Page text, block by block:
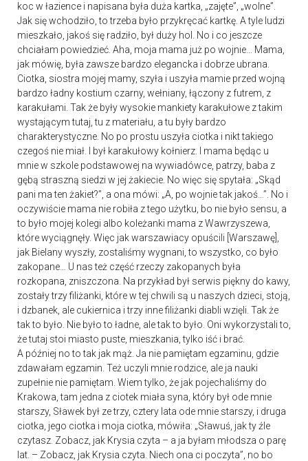
koc w łazience i napisana była duża kartka, „zajęte”, „wolne”.
Jak się wchodziło, to trzeba było przykręcać kartkę. A tyle ludzi
mieszkało, jakoś się radziło, był duży hol. No i co jeszcze
chciałam powiedzieć. Aha, moja mama już po wojnie… Mama,
jak mówię, była zawsze bardzo elegancka i dobrze ubrana.
Ciotka, siostra mojej mamy, szyła i uszyła mamie przed wojną
bardzo ładny kostium czarny, wełniany, łączony z futrem, z
karakułami. Tak że były wysokie mankiety karakułowe z takim
wystającym tutaj, tu z materiału, a tu były bardzo
charakterystyczne. No po prostu uszyła ciotka i nikt takiego
czegoś nie miał. I był karakułowy kołnierz. I mama będąc u
mnie w szkole podstawowej na wywiadówce, patrzy, baba z
gębą straszną siedzi w jej żakiecie. No więc się spytała: „Skąd
pani ma ten żakiet?”, a ona mówi: „A, po wojnie tak jakoś…”. No i
oczywiście mama nie robiła z tego użytku, bo nie było sensu, a
to było mojej kolegi albo koleżanki mama z Wawrzyszewa,
które wyciągnęły. Więc jak warszawiacy opuścili [Warszawę],
jak Bielany wyszły, zostaliśmy wygnani, to wszystko, co było
zakopane… U nas też część rzeczy zakopanych była
rozkopana, zniszczona. Na przykład był serwis piękny do kawy,
zostały trzy filiżanki, które w tej chwili są u naszych dzieci, stoją,
i dzbanek, ale cukiernica i trzy inne filiżanki diabli wzięli. Tak że
tak to było. Nie było to ładne, ale tak to było. Oni wykorzystali to,
że tutaj stoi miasto puste, mieszkania, tylko iść i brać.
A później no to tak jak mąż. Ja nie pamiętam egzaminu, gdzie
zdawałam egzamin. Też uczyli mnie rodzice, ale ja nauki
zupełnie nie pamiętam. Wiem tylko, że jak pojechaliśmy do
Krakowa, tam jedna z ciotek miała syna, który był ode mnie
starszy, Sławek był ze trzy, cztery lata ode mnie starszy, i druga
ciotka, jego ciotka i moja ciotka, mówiła: „Sławuś, jak ty źle
czytasz. Zobacz, jak Krysia czyta – a ja byłam młodsza o parę
lat. – Zobacz, jak Krysia czyta. Niech ona ci poczyta”, no bo